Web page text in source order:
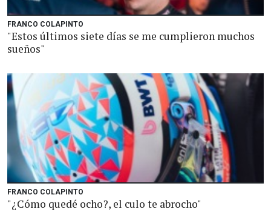
FRANCO COLAPINTO
"Estos últimos siete días se me cumplieron muchos
sueños"
FRANCO COLAPINTO
"¿Cómo quedé ocho?, el culo te abrocho"